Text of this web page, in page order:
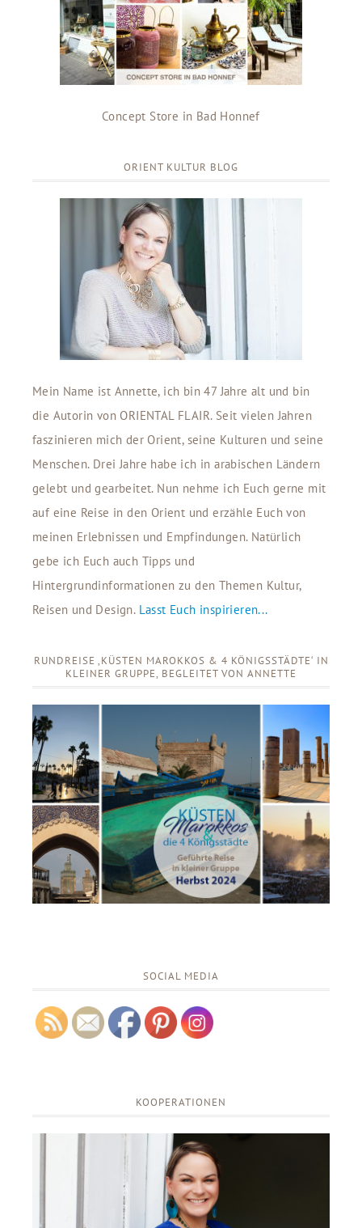
Concept Store in Bad Honnef
ORIENT KULTUR BLOG
Mein Name ist Annette, ich bin 47 Jahre alt und bin
die Autorin von ORIENTAL FLAIR. Seit vielen Jahren
faszinieren mich der Orient, seine Kulturen und seine
Menschen. Drei Jahre habe ich in arabischen Ländern
gelebt und gearbeitet. Nun nehme ich Euch gerne mit
auf eine Reise in den Orient und erzähle Euch von
meinen Erlebnissen und Empfindungen. Natürlich
gebe ich Euch auch Tipps und
Hintergrundinformationen zu den Themen Kultur,
Reisen und Design. Lasst Euch inspirieren...
RUNDREISE ‚KÜSTEN MAROKKOS & 4 KÖNIGSSTÄDTE‘ IN
KLEINER GRUPPE, BEGLEITET VON ANNETTE
SOCIAL MEDIA
KOOPERATIONEN